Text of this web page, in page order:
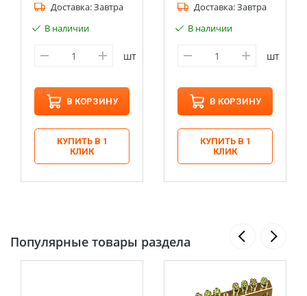
Доставка:Завтра
В наличии
шт
В КОРЗИНУ
КУПИТЬ В 1
КЛИК
Доставка:Завтра
В наличии
шт
В КОРЗИНУ
КУПИТЬ В 1
КЛИК
Популярные товары раздела